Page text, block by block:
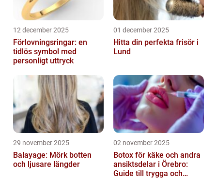
12 december 2025
Förlovningsringar: en
tidlös symbol med
personligt uttryck
01 december 2025
Hitta din perfekta frisör i
Lund
29 november 2025
Balayage: Mörk botten
och ljusare längder
02 november 2025
Botox för käke och andra
ansiktsdelar i Örebro:
Guide till trygga och